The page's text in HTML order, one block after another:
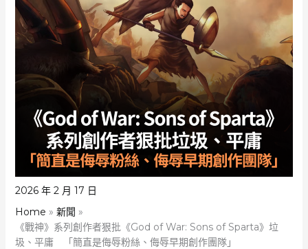
2026 年 2 月 17 日
Home
新聞
《戰神》系列創作者狠批《God of War: Sons of Sparta》垃
圾、平庸 「簡直是侮辱粉絲、侮辱早期創作團隊」